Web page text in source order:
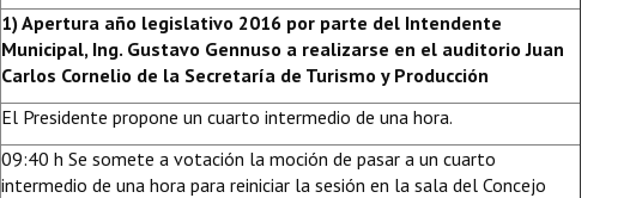
1) Apertura año legislativo 2016 por parte del Intendente
Municipal, Ing. Gustavo Gennuso a realizarse en el auditorio Juan
Carlos Cornelio de la Secretaría de Turismo y Producción
El Presidente propone un cuarto intermedio de una hora.
09:40 h Se somete a votación la moción de pasar a un cuarto
intermedio de una hora para reiniciar la sesión en la sala del Concejo